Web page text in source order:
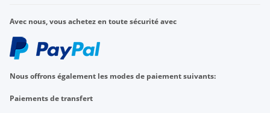
Avec nous, vous achetez en toute sécurité avec
Nous offrons également les modes de paiement suivants:
Paiements de transfert